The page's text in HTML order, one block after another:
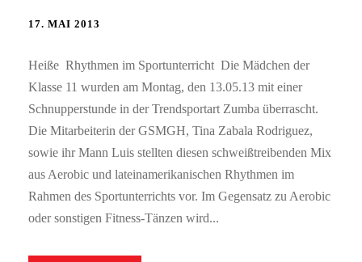
17. MAI 2013
Heiße Rhythmen im Sportunterricht Die Mädchen der
Klasse 11 wurden am Montag, den 13.05.13 mit einer
Schnupperstunde in der Trendsportart Zumba überrascht.
Die Mitarbeiterin der GSMGH, Tina Zabala Rodriguez,
sowie ihr Mann Luis stellten diesen schweißtreibenden Mix
aus Aerobic und lateinamerikanischen Rhythmen im
Rahmen des Sportunterrichts vor. Im Gegensatz zu Aerobic
oder sonstigen Fitness-Tänzen wird...